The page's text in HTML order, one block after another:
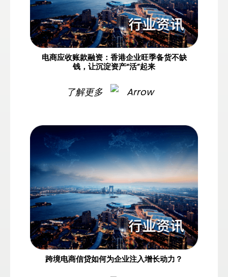
电商应收账款融资：香港企业旺季备货不缺
钱，让沉淀资产“活”起来
了解更多
跨境电商信贷如何为企业注入增长动力？